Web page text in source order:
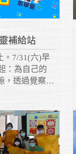
補給站
。7/31(六)早
：為自己的
，透過覺察練